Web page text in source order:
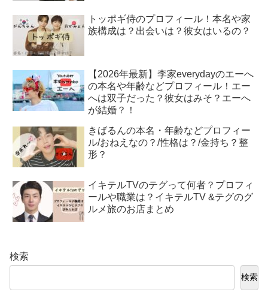
トッポギ侍のプロフィール！本名や家
族構成は？出会いは？彼女はいるの？
【2026年最新】李家everydayのエーへ
の本名や年齢などプロフィール！エー
へは双子だった？彼女はみそ？エーへ
が結婚？！
きばるんの本名・年齢などプロフィー
ル/おねえなの？/性格は？/金持ち？整
形？
イキテルTVのテグって何者？プロフィ
ールや職業は？イキテルTV &テグのグ
ルメ旅のお店まとめ
検索
検索